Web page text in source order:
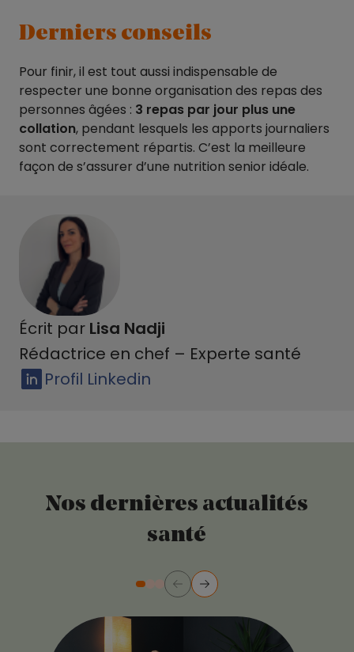
Derniers conseils
Pour finir, il est tout aussi indispensable de
respecter une bonne organisation des repas des
personnes âgées : 3 repas par jour plus une
collation, pendant lesquels les apports journaliers
sont correctement répartis. C’est la meilleure
façon de s’assurer d’une nutrition senior idéale.
Écrit par Lisa Nadji
Rédactrice en chef – Experte santé
Profil Linkedin
Nos dernières actualités
santé
Diapositive numéro 1
Diapositive numéro 2
Diapositive numéro 3
Précédent
Suivant